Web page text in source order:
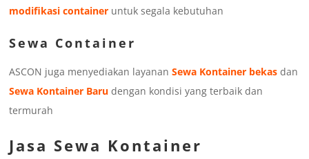
modifikasi container untuk segala kebutuhan
Sewa Container
ASCON juga menyediakan layananSewa Kontainer bekas dan
Sewa Kontainer Baru dengan kondisi yang terbaik dan
termurah
Jasa Sewa Kontainer